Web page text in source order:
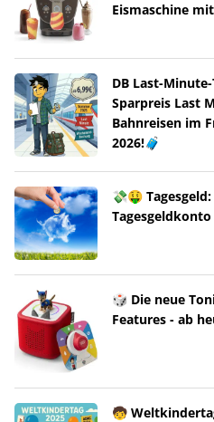
Eismaschine
DB Last-
Sparpreis Last
Bahnreisen im
2026!🧳
💸🤑
Tagesgeldkonto
🎲 Die neue
Features - ab
🧒